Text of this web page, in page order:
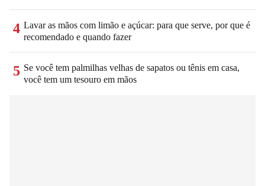
4 Lavar as mãos com limão e açúcar: para que serve, por que é
recomendado e quando fazer
5 Se você tem palmilhas velhas de sapatos ou tênis em casa,
você tem um tesouro em mãos